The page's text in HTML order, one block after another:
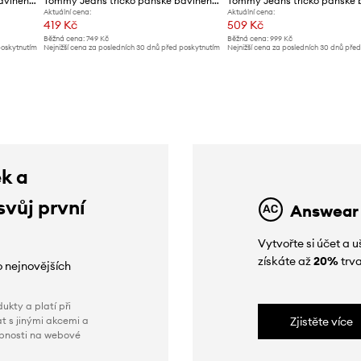
Aktuální cena:
419 Kč
Běžná cena: 749 Kč
Nejnižší cena za posledních 30 dnů před poskytnutím
Aktuální cena:
509 Kč
Běžná cena: 999 Kč
Nejnižší cena za posledních 30 dnů
a
první
nejnovějších
a platí při
s jinými akcemi a
na webové
Vytvořte si účet a
získáte až20%
Zjistěte více